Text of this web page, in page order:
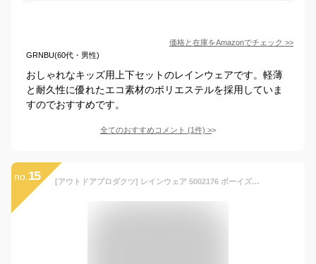
価格と在庫をAmazonでチェック >>
GRNBU(60代・男性)
おしゃれなキッズ用上下セットのレインウェアです。軽薄
と耐久性に優れたエコ素材のポリエステルを採用していま
すのでおすすめです。
全てのおすすめコメント (1件) >
no. 15 [アウトドアプロダクツ] レインウェア 5002176 ボーイズ ネイビー 日本 140cm-(日本サイズ140 相当)